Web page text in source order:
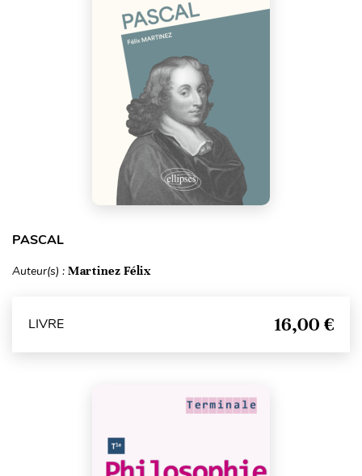
PASCAL
Auteur(s) : Martinez Félix
LIVRE 16,00 €